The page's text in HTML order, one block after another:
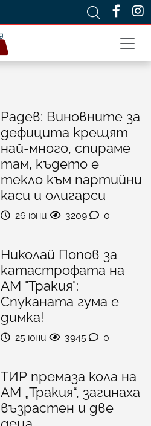
Радев: Виновните за
дефицита крещят
най-много, спираме
там, където е
текло към партийни
каси и олигарси
26 юни 3209 0
Николай Попов за
катастрофата на
АМ "Тракия":
Спуканата гума е
димка!
25 юни 3945 0
ТИР премаза кола на
АМ „Тракия“, загинаха
възрастен и две